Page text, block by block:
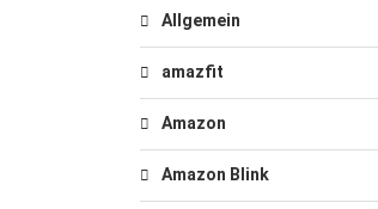
Allgemein
amazfit
Amazon
Amazon Blink